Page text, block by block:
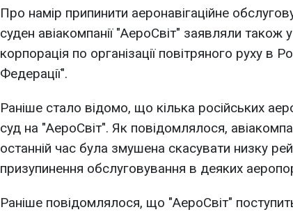
Про намір припинити аеронавігаційне
суден авіакомпанії "АероСвіт" заявляли
корпорація по організації повітряного руху в
Федерації".
Раніше стало відомо, що кілька російських
суд на "АероСвіт". Як повідомлялося,
останній час була змушена скасувати низку
призупинення обслуговування в деяких
Раніше повідомлялося, що "АероСвіт"